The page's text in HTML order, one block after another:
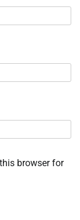
browser for